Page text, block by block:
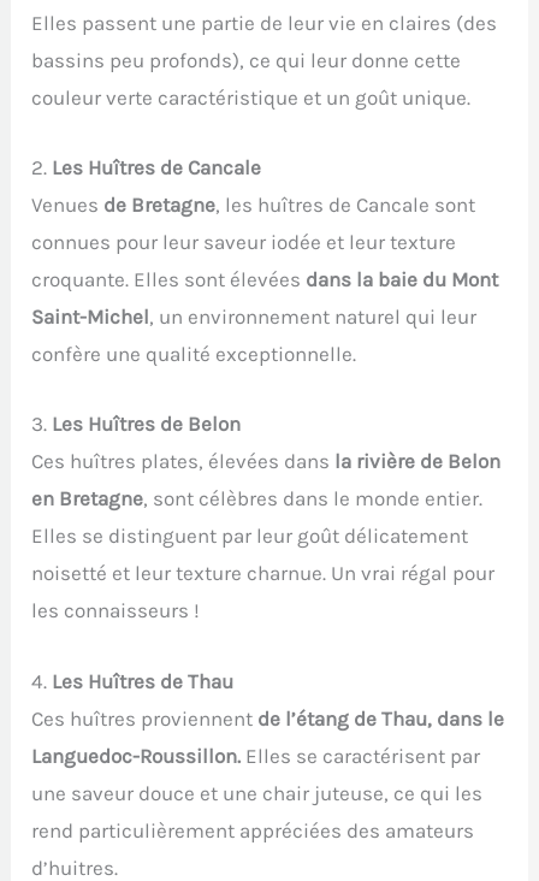
Elles passent une partie de leur vie en claires (des
bassins peu profonds), ce qui leur donne cette
couleur verte caractéristique et un goût unique.
2. Les Huîtres de Cancale
Venues de Bretagne, les huîtres de Cancale sont
connues pour leur saveur iodée et leur texture
croquante. Elles sont élevées dans la baie du Mont
Saint-Michel, un environnement naturel qui leur
confère une qualité exceptionnelle.
3. Les Huîtres de Belon
Ces huîtres plates, élevées dans la rivière de Belon
en Bretagne, sont célèbres dans le monde entier.
Elles se distinguent par leur goût délicatement
noisetté et leur texture charnue. Un vrai régal pour
les connaisseurs !
4. Les Huîtres de Thau
Ces huîtres proviennent de l’étang de Thau, dans le
Languedoc-Roussillon. Elles se caractérisent par
une saveur douce et une chair juteuse, ce qui les
rend particulièrement appréciées des amateurs
d’huitres.